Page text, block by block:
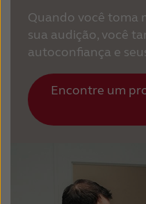
Quando você toma
sua audição, você
autoconfiança e
Encontre um